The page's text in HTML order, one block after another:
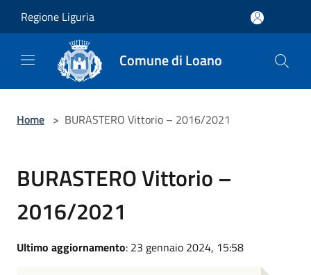
Regione Liguria
Comune di Loano
Home > BURASTERO Vittorio – 2016/2021
BURASTERO Vittorio –
2016/2021
Ultimo aggiornamento: 23 gennaio 2024, 15:58